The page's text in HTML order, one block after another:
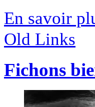
En savoir
Old Links
Fichons